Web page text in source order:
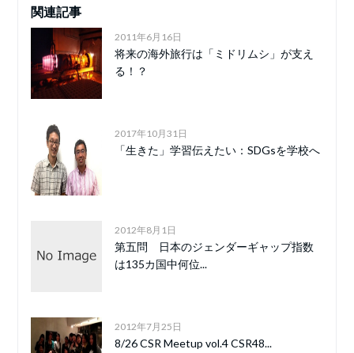
関連記事
2011年6月16日
将来の海外旅行は「ミドリムシ」が支え
る！？
2017年10月31日
「生きた」学習伝えたい：SDGsを学校へ
2012年8月1日
第五問 日本のジェンダーギャップ指数
は135カ国中何位...
2012年7月25日
8/26 CSR Meetup vol.4 CSR48...